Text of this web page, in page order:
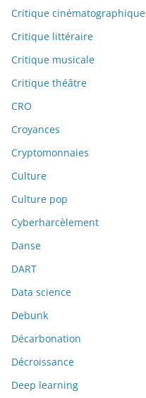
Critique cinématographique
Critique littéraire
Critique musicale
Critique théâtre
CRO
Croyances
Cryptomonnaies
Culture
Culture pop
Cyberharcèlement
Danse
DART
Data science
Debunk
Décarbonation
Décroissance
Deep learning